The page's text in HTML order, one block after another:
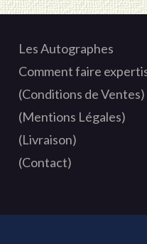
Les Autographes
Comment faire
(Conditions de Ventes)
(Mentions Légales)
(Livraison)
(Contact)